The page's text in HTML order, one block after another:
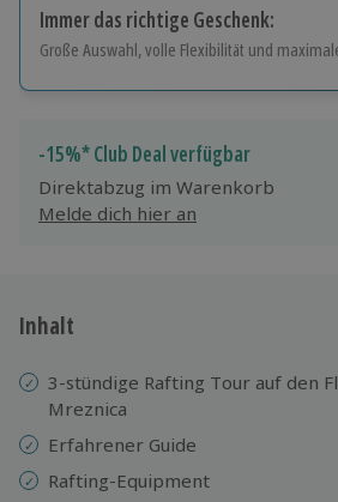
Immer das richtige Geschenk:
Große Auswahl, volle Flexibilität und
Jeder Gutschein für alle Erlebnisse
Maximale Sicherheit
10 Jahre gültig & verlängerbar.
-15%* Club Deal verfügbar
Direktabzug im Warenkorb
Melde dich hier an
Inhalt
3-stündige Rafting Tour auf den
Mreznica
Erfahrener Guide
Rafting-Equipment